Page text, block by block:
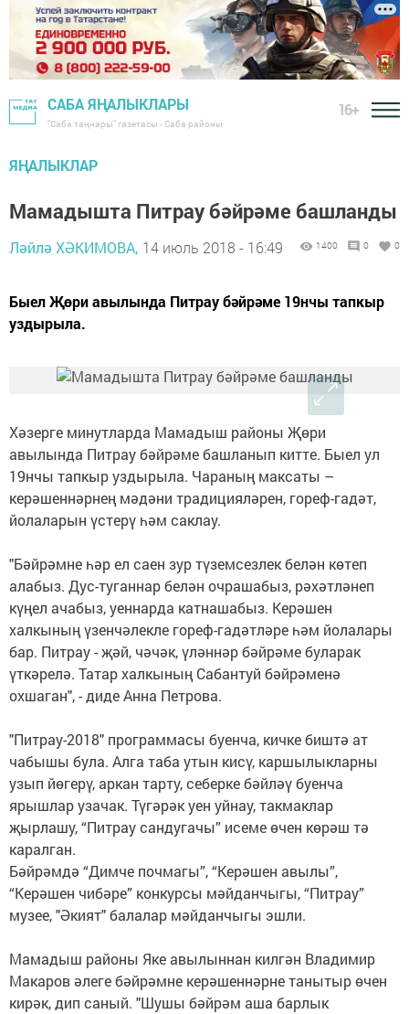
САБА ЯҢАЛЫКЛАРЫ
"Саба таңнары" газетасы - Саба районы
16+
ЯҢАЛЫКЛАР
Мамадышта Питрау бәйрәме башланды
Ләйлә ХӘКИМОВА, 14 июль 2018 - 16:49 1400 0 0
Быел Җөри авылында Питрау бәйрәме 19нчы тапкыр
уздырыла.
Хәзерге минутларда Мамадыш районы Җөри
авылында Питрау бәйрәме башланып китте. Быел ул
19нчы тапкыр уздырыла. Чараның максаты –
керәшеннәрнең мәдәни традицияләрен, гореф-гадәт,
йолаларын үстерү һәм саклау.
"Бәйрәмне һәр ел саен зур түземсезлек белән көтеп
алабыз. Дус-туганнар белән очрашабыз, рәхәтләнеп
күңел ачабыз, уеннарда катнашабыз. Керәшен
халкының үзенчәлекле гореф-гадәтләре һәм йолалары
бар. Питрау - җәй, чәчәк, үләннәр бәйрәме буларак
үткәрелә. Татар халкының Сабантуй бәйрәменә
охшаган", - диде Анна Петрова.
"Питрау-2018" программасы буенча, кичке биштә ат
чабышы була. Алга таба утын кисү, каршылыкларны
узып йөгерү, аркан тарту, себерке бәйләү буенча
ярышлар узачак. Түгәрәк уен уйнау, такмаклар
җырлашу, “Питрау сандугачы” исеме өчен көрәш тә
каралган.
Бәйрәмдә “Димче почмагы”, “Керәшен авылы”,
“Керәшен чибәре” конкурсы мәйданчыгы, “Питрау”
музее, "Әкият" балалар мәйданчыгы эшли.
Мамадыш районы Яке авылыннан килгән Владимир
Макаров әлеге бәйрәмне керәшеннәрне танытыр өчен
кирәк, дип саный. "Шушы бәйрәм аша барлык